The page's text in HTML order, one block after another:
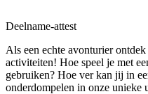
Deelname-attest
Als een echte avonturier
activiteiten! Hoe speel je met
gebruiken? Hoe ver kan jij in
onderdompelen in onze unieke